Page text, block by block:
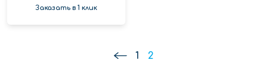
Заказать в 1 клик
1 2